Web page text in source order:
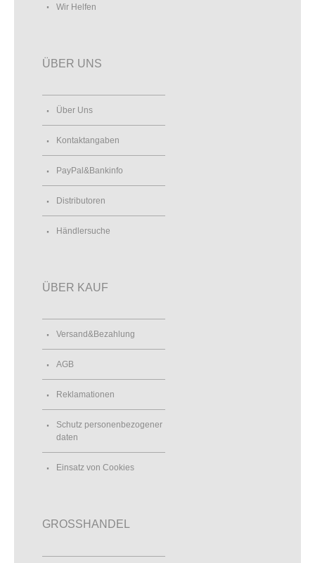
Wir Helfen
ÜBER UNS
Über Uns
Kontaktangaben
PayPal&Bankinfo
Distributoren
Händlersuche
ÜBER KAUF
Versand&Bezahlung
AGB
Reklamationen
Schutz personenbezogener
daten
Einsatz von Cookies
GROSSHANDEL